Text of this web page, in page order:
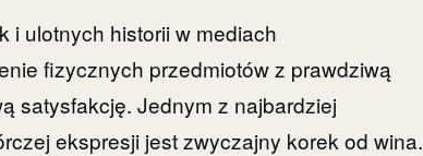
i ulotnych historii w mediach
fizycznych przedmiotów z prawdziwą
satysfakcję. Jednym z najbardziej
ekspresji jest zwyczajny korek od wina.